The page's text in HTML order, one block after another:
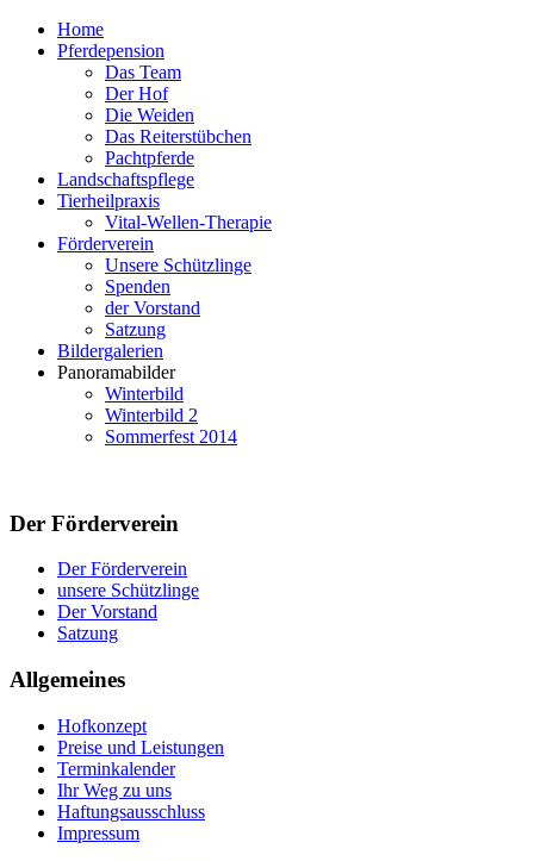
Home
Pferdepension
Das Team
Der Hof
Die Weiden
Das Reiterstübchen
Pachtpferde
Landschaftspflege
Tierheilpraxis
Vital-Wellen-Therapie
Förderverein
Unsere Schützlinge
Spenden
der Vorstand
Satzung
Bildergalerien
Panoramabilder
Winterbild
Winterbild 2
Sommerfest 2014
Der Förderverein
Der Förderverein
unsere Schützlinge
Der Vorstand
Satzung
Allgemeines
Hofkonzept
Preise und Leistungen
Terminkalender
Ihr Weg zu uns
Haftungsausschluss
Impressum